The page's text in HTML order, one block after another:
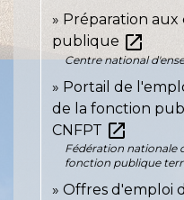
Préparation
publique open_in_new
Centre national
Portail de
de la fonction
CNFPT open_in_new
Fédération nationale
fonction publique
Offres d'emploi